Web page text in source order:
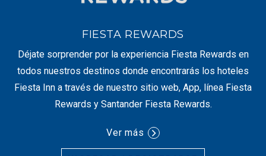
FIESTA REWARDS
Déjate sorprender por la experiencia Fiesta Rewards en
todos nuestros destinos donde encontrarás los hoteles
Fiesta Inn a través de nuestro sitio web, App, línea Fiesta
Rewards y Santander Fiesta Rewards.
Ver más